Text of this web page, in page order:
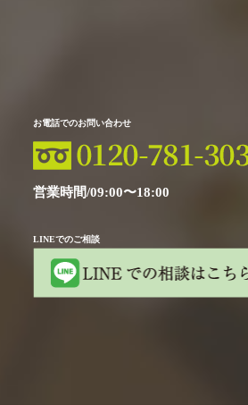
お電話でのお問い合わせ
営業時間/09:00〜18:00
LINEでのご相談